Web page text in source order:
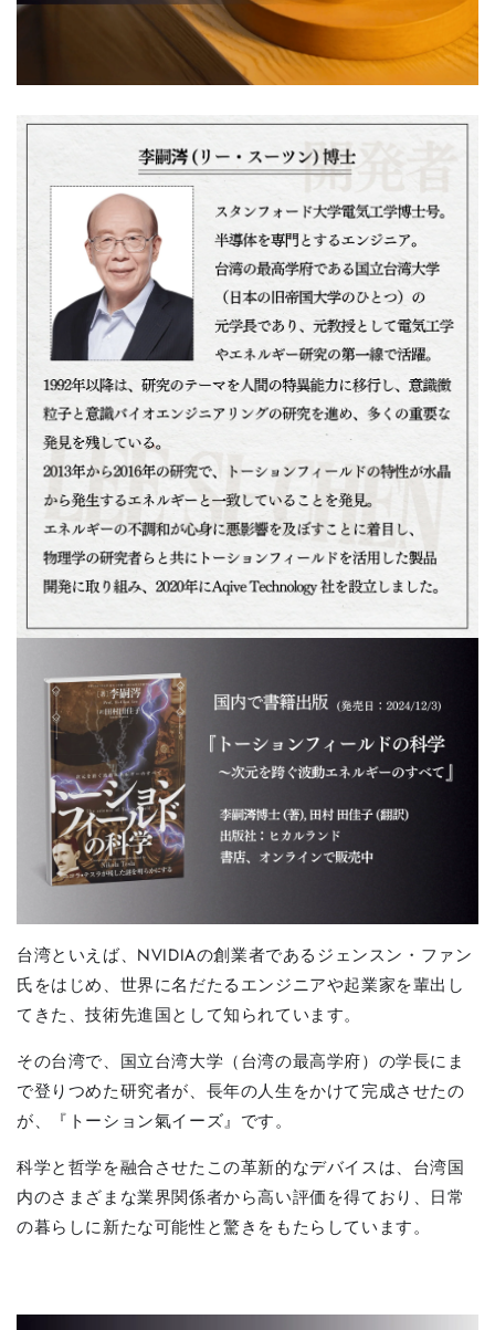
台湾といえば、NVIDIAの創業者であるジェンスン・ファン
氏をはじめ、世界に名だたるエンジニアや起業家を輩出し
てきた、技術先進国として知られています。
その台湾で、国立台湾大学（台湾の最高学府）の学長にま
で登りつめた研究者が、長年の人生をかけて完成させたの
が、『トーション氣イーズ』です。
科学と哲学を融合させたこの革新的なデバイスは、台湾国
内のさまざまな業界関係者から高い評価を得ており、日常
の暮らしに新たな可能性と驚きをもたらしています。